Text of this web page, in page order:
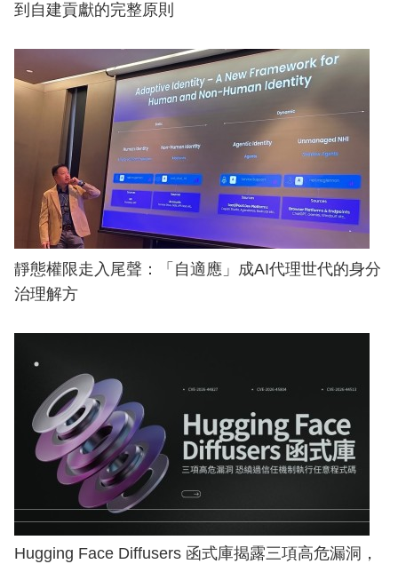
到自建貢獻的完整原則
靜態權限走入尾聲：「自適應」成AI代理世代的身分
治理解方
Hugging Face Diffusers 函式庫揭露三項高危漏洞，